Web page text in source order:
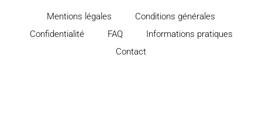
Mentions légales
Conditions générales
Confidentialité
FAQ
Informations pratiques
Contact